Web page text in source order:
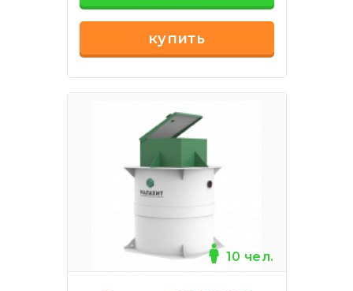
купить
10 чел.